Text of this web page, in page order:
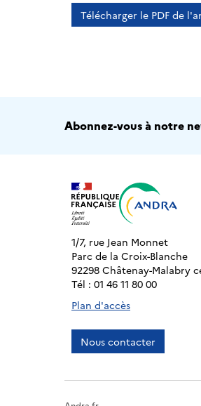
Télécharger le PDF de
Abonnez-vous à notre
1/7, rue Jean Monnet
Parc de la Croix-Blanche
92298 Châtenay-Malabry
Tél : 01 46 11 80 00
Plan d'accès
Nous contacter